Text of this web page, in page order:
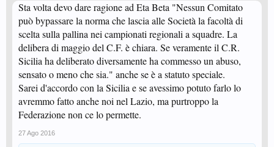
Sta volta devo dare ragione ad Eta Beta "Nessun Comitato
può bypassare la norma che lascia alle Società la facoltà di
scelta sulla pallina nei campionati regionali a squadre. La
delibera di maggio del C.F. è chiara. Se veramente il C.R.
Sicilia ha deliberato diversamente ha commesso un abuso,
sensato o meno che sia." anche se è a statuto speciale.
Sarei d'accordo con la Sicilia e se avessimo potuto farlo lo
avremmo fatto anche noi nel Lazio, ma purtroppo la
Federazione non ce lo permette.
27 Ago 2016